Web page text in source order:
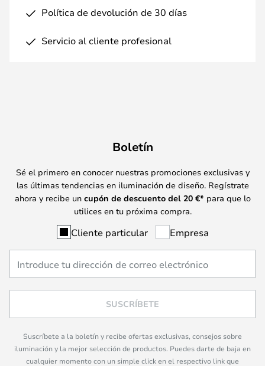
Política de devolución de 30 días
Servicio al cliente profesional
Boletín
Sé el primero en conocer nuestras promociones exclusivas y
las últimas tendencias en iluminación de diseño. Regístrate
ahora y recibe un cupón de descuento del 20 €* para que lo
utilices en tu próxima compra.
Cliente particular Empresa
SUSCRÍBETE
Suscríbete a la boletín y recibe ofertas exclusivas, consejos sobre
iluminación y la mejor selección de productos. Puedes darte de baja en
cualquier momento con un simple click en el respectivo link que